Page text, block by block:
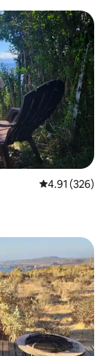
從 326 則評價
4.91 (326)